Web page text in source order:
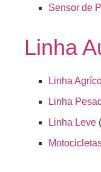
Sensor de
Linha
Linha
Linha
Linha Leve